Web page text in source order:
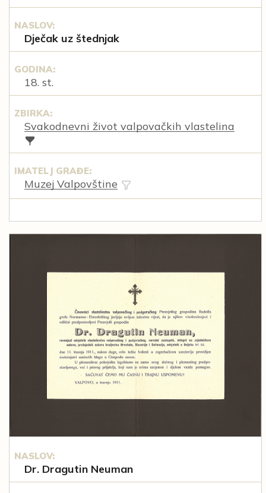
NASLOV:
Dječak uz štednjak
GODINA:
18. st.
ZBIRKA:
Svakodnevni život valpovačkih vlastelina
IMATELJ GRAĐE:
Muzej Valpovštine
NASLOV:
Dr. Dragutin Neuman